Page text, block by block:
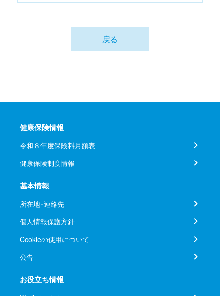
戻る
健康保険情報
令和８年度保険料月額表
健康保険制度情報
基本情報
所在地･連絡先
個人情報保護方針
Cookieの使用について
公告
お役立ち情報